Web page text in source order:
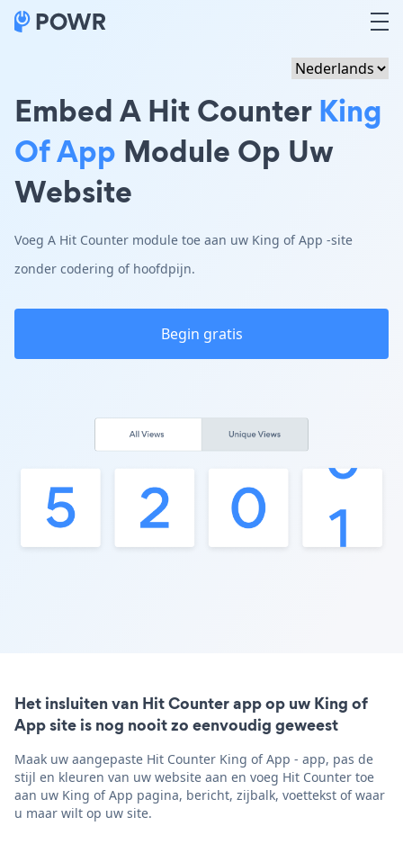
Embed A Hit CounterKing
Of App Module Op Uw
Website
Voeg A Hit Counter module toe aan uw King of App -site
zonder codering of hoofdpijn.
Begin gratis
Het insluiten van Hit Counter app op uw King of
App site is nog nooit zo eenvoudig geweest
Maak uw aangepaste Hit Counter King of App - app, pas de
stijl en kleuren van uw website aan en voeg Hit Counter toe
aan uw King of App pagina, bericht, zijbalk, voettekst of waar
u maar wilt op uw site.